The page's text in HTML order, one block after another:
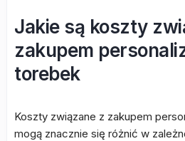
Jakie są koszty
zakupem
torebek
Koszty związane z zakupem
mogą znacznie się różnić w